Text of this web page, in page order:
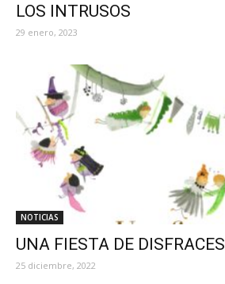
LOS INTRUSOS
29 enero, 2023
NOTICIAS
UNA FIESTA DE DISFRACES
25 diciembre, 2022